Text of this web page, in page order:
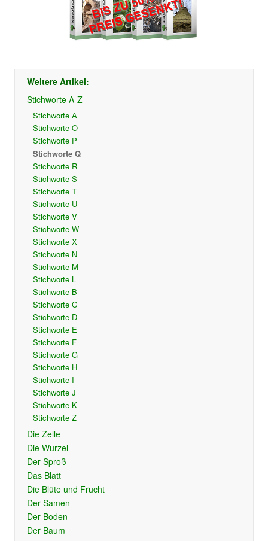
Weitere Artikel:
Stichworte A-Z
Stichworte A
Stichworte O
Stichworte P
Stichworte Q
Stichworte R
Stichworte S
Stichworte T
Stichworte U
Stichworte V
Stichworte W
Stichworte X
Stichworte N
Stichworte M
Stichworte L
Stichworte B
Stichworte C
Stichworte D
Stichworte E
Stichworte F
Stichworte G
Stichworte H
Stichworte I
Stichworte J
Stichworte K
Stichworte Z
Die Zelle
Die Wurzel
Der Sproß
Das Blatt
Die Blüte und Frucht
Der Samen
Der Boden
Der Baum